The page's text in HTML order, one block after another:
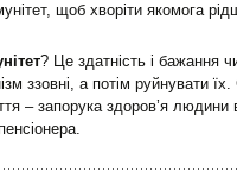
щоб хворіти якомога
? Це здатність і бажання
ззовні, а потім руйнувати їх.
– запорука здоров’я людини